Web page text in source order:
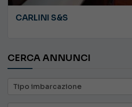
CARLINI S&S
CERCA ANNUNCI